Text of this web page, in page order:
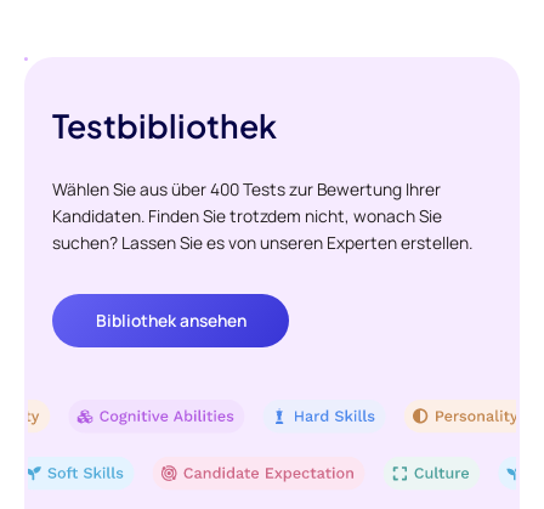
Testbibliothek
Wählen Sie aus über 400 Tests zur Bewertung Ihrer
Kandidaten. Finden Sie trotzdem nicht, wonach Sie
suchen? Lassen Sie es von unseren Experten erstellen.
Bibliothek ansehen